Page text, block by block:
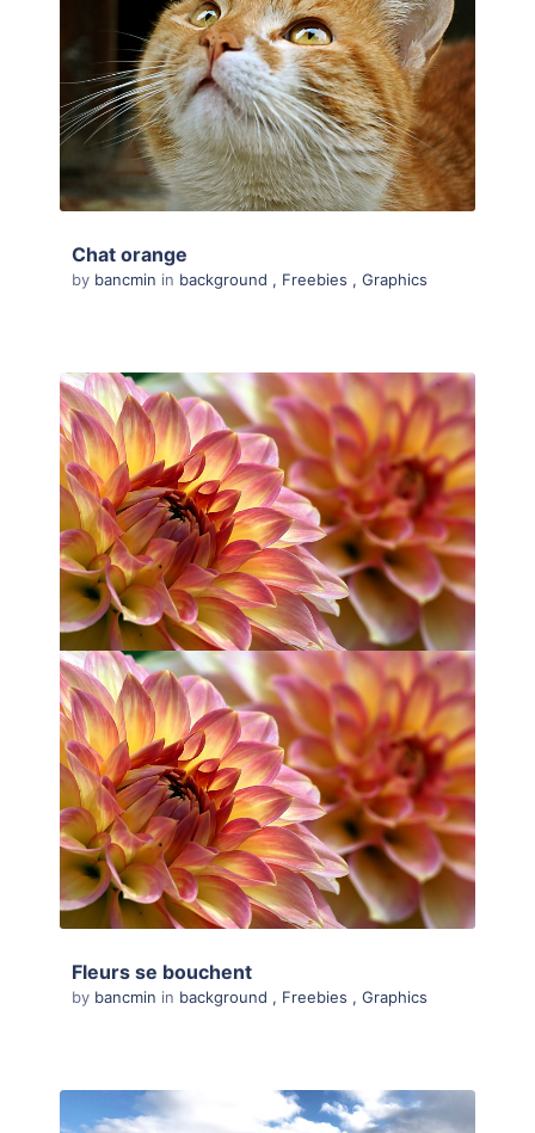
Chat orange
by bancmin in background , Freebies , Graphics
Fleurs se bouchent
by bancmin in background , Freebies , Graphics